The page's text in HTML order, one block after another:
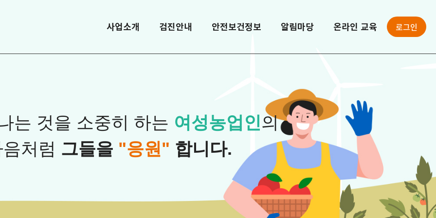
사업소개 검진안내 안전보건정보 알림마당 온라인 교육 로그인
는 것을 소중히 하는 여성농업인의
처럼 그들을 "응원" 합니다.